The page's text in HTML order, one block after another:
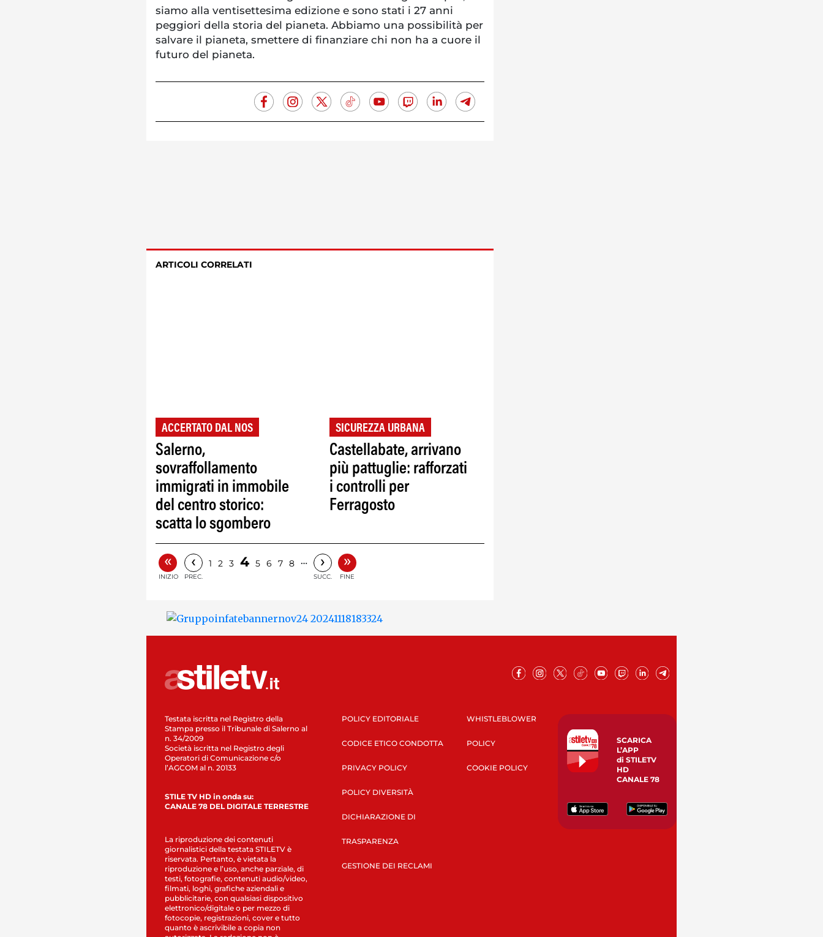
siamo alla ventisettesima edizione e sono stati i 27 anni
peggiori della storia del pianeta. Abbiamo una possibilità per
salvare il pianeta, smettere di finanziare chi non ha a cuore il
futuro del pianeta.
ARTICOLI CORRELATI
ACCERTATO DAL NOS
Salerno,
sovraffollamento
immigrati in immobile
del centro storico:
scatta lo sgombero
SICUREZZA URBANA
Castellabate, arrivano
più pattuglie: rafforzati
i controlli per
Ferragosto
«
INIZIO
‹
PREC.
1 2 3 4 5 6 7 8 … ›
SUCC.
»
FINE
Testata iscritta nel Registro della
Stampa presso il Tribunale di Salerno al
n. 34/2009
Società iscritta nel Registro degli
Operatori di Comunicazione c/o
l’AGCOM al n. 20133
STILE TV HD in onda su:
CANALE 78 DEL DIGITALE TERRESTRE
La riproduzione dei contenuti
giornalistici della testata STILETV è
riservata. Pertanto, è vietata la
riproduzione e l’uso, anche parziale, di
testi, fotografie, contenuti audio/video,
filmati, loghi, grafiche aziendali e
pubblicitarie, con qualsiasi dispositivo
elettronico/digitale o per mezzo di
fotocopie, registrazioni, cover e tutto
quanto è ascrivibile a copia non
POLICY EDITORIALE
CODICE ETICO CONDOTTA
PRIVACY POLICY
POLICY DIVERSITÀ
DICHIARAZIONE DI
TRASPARENZA
GESTIONE DEI RECLAMI
WHISTLEBLOWER
POLICY
COOKIE POLICY
SCARICA
L’APP
di STILETV
HD
CANALE 78